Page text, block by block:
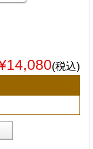
(税込)